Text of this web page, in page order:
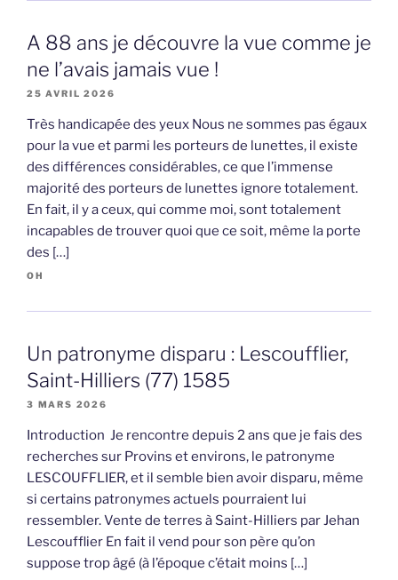
A 88 ans je découvre la vue comme je
ne l’avais jamais vue !
25 AVRIL 2026
Très handicapée des yeux Nous ne sommes pas égaux
pour la vue et parmi les porteurs de lunettes, il existe
des différences considérables, ce que l’immense
majorité des porteurs de lunettes ignore totalement.
En fait, il y a ceux, qui comme moi, sont totalement
incapables de trouver quoi que ce soit, même la porte
des […]
OH
Un patronyme disparu : Lescoufflier,
Saint-Hilliers (77) 1585
3 MARS 2026
Introduction Je rencontre depuis 2 ans que je fais des
recherches sur Provins et environs, le patronyme
LESCOUFFLIER, et il semble bien avoir disparu, même
si certains patronymes actuels pourraient lui
ressembler. Vente de terres à Saint-Hilliers par Jehan
Lescoufflier En fait il vend pour son père qu’on
suppose trop âgé (à l’époque c’était moins […]